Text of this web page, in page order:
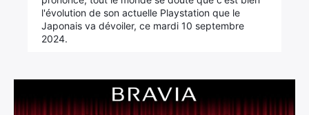
l'évolution de son actuelle Playstation que le
Japonais va dévoiler, ce mardi 10 septembre
2024.